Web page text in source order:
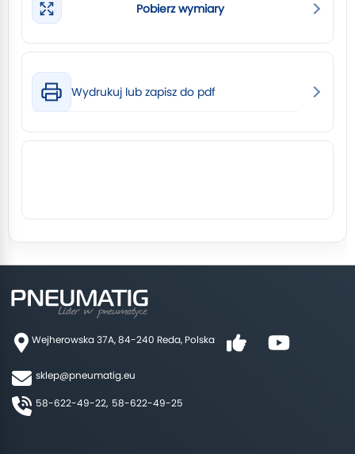
Pobierz wymiary
Wydrukuj lub zapisz do pdf
Wejherowska 37A, 84-240 Reda, Polska
sklep@pneumatig.eu
58-622-49-22, 58-622-49-25